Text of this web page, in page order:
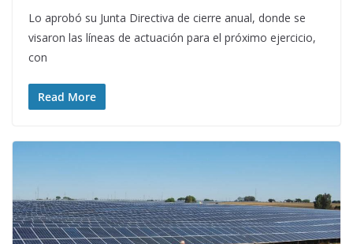
Lo aprobó su Junta Directiva de cierre anual, donde se
visaron las líneas de actuación para el próximo ejercicio,
con
Read More